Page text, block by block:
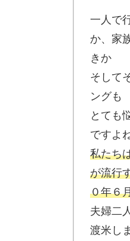
一人で
か、家
きか
そして
ングも
とても
ですよ
私たち
が流行
０年６
夫婦二
渡米し